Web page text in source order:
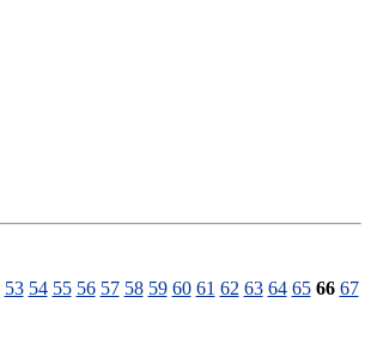
53 54 55 56 57 58 59 60 61 62 63 64 65 66 67